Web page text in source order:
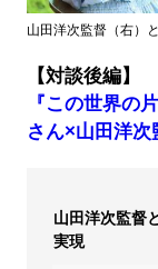
山田洋次監督（右）
【対談後編】
『この世界の
さん×山田洋次
山田洋次監督
実現